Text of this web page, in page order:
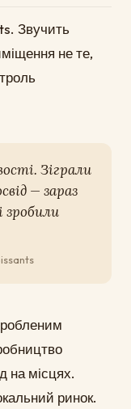
Звучить
не те,
Зіграли
— зараз
зробили
на місцях.
ринок.